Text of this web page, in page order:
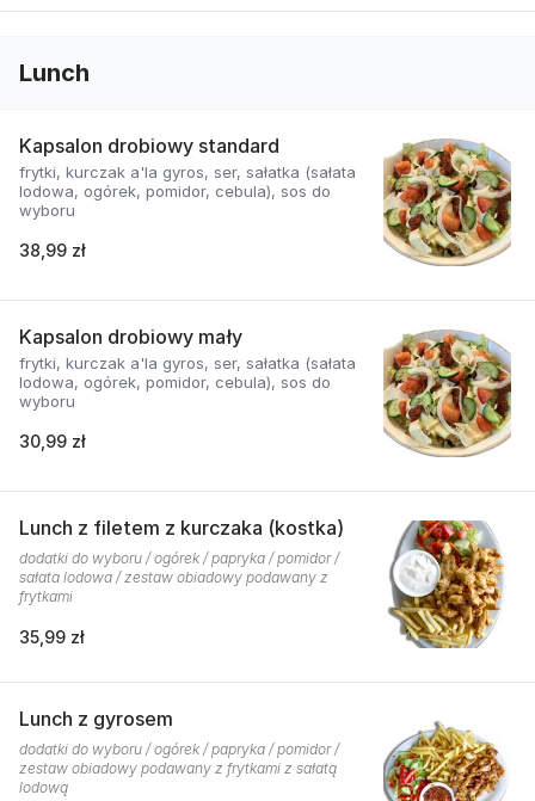
Lunch
Kapsalon drobiowy standard
frytki, kurczak a'la gyros, ser, sałatka (sałata
lodowa, ogórek, pomidor, cebula), sos do
wyboru
38,99 zł
Kapsalon drobiowy mały
frytki, kurczak a'la gyros, ser, sałatka (sałata
lodowa, ogórek, pomidor, cebula), sos do
wyboru
30,99 zł
Lunch z filetem z kurczaka (kostka)
dodatki do wyboru / ogórek / papryka / pomidor /
sałata lodowa / zestaw obiadowy podawany z
frytkami
35,99 zł
Lunch z gyrosem
dodatki do wyboru / ogórek / papryka / pomidor /
zestaw obiadowy podawany z frytkami z sałatą
lodową